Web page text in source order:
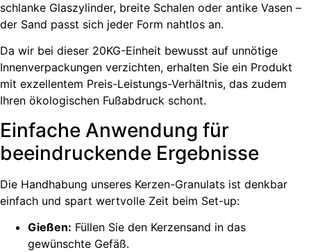
schlanke Glaszylinder, breite Schalen oder antike Vasen –
der Sand passt sich jeder Form nahtlos an.
Da wir bei dieser 20KG-Einheit bewusst auf unnötige
Innenverpackungen verzichten, erhalten Sie ein Produkt
mit exzellentem Preis-Leistungs-Verhältnis, das zudem
Ihren ökologischen Fußabdruck schont.
Einfache Anwendung für
beeindruckende Ergebnisse
Die Handhabung unseres Kerzen-Granulats ist denkbar
einfach und spart wertvolle Zeit beim Set-up:
Gießen: Füllen Sie den Kerzensand in das
gewünschte Gefäß.